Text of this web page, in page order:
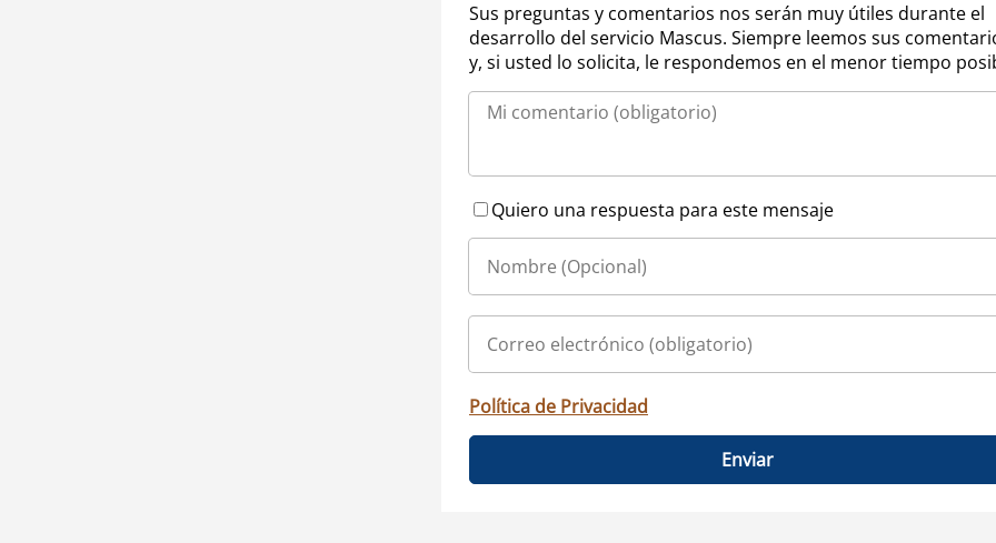
Sus preguntas y comentarios nos serán muy útiles durante el
desarrollo del servicio Mascus. Siempre leemos sus
y, si usted lo solicita, le respondemos en el menor tiempo
Quiero una respuesta para este mensaje
Política de Privacidad
Enviar